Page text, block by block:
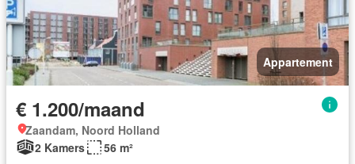
Appartement
€ 1.200/maand
Zaandam, Noord Holland
2 Kamers
56 m²